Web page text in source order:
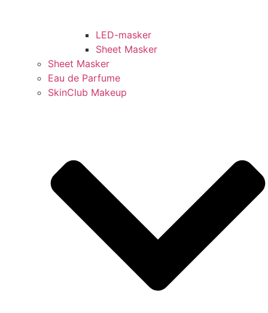
LED-masker
Sheet Masker
Sheet Masker
Eau de Parfume
SkinClub Makeup